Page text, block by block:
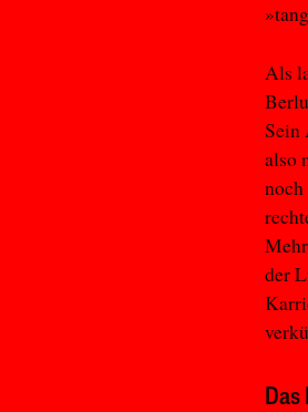
Als
Sein
also
der